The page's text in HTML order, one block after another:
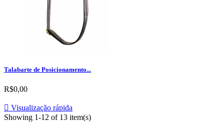
Talabarte de Posicionamento...
R$0,00
 Visualização rápida
Showing 1-12 of 13 item(s)